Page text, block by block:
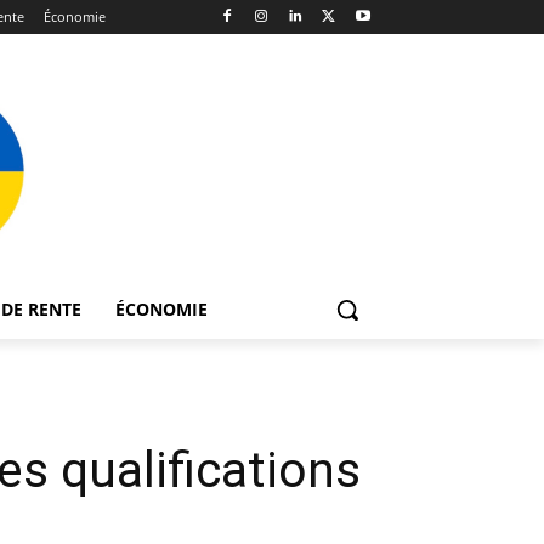
Économie
RENTE ÉCONOMIE
qualifications